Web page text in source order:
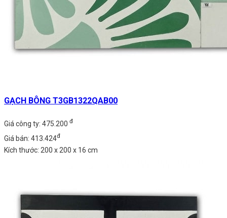
GẠCH BÔNG T3GB1322QAB00
Giá công ty: 475.200 đ
Giá bán: 413.424đ
Kích thước: 200 x 200 x 16 cm